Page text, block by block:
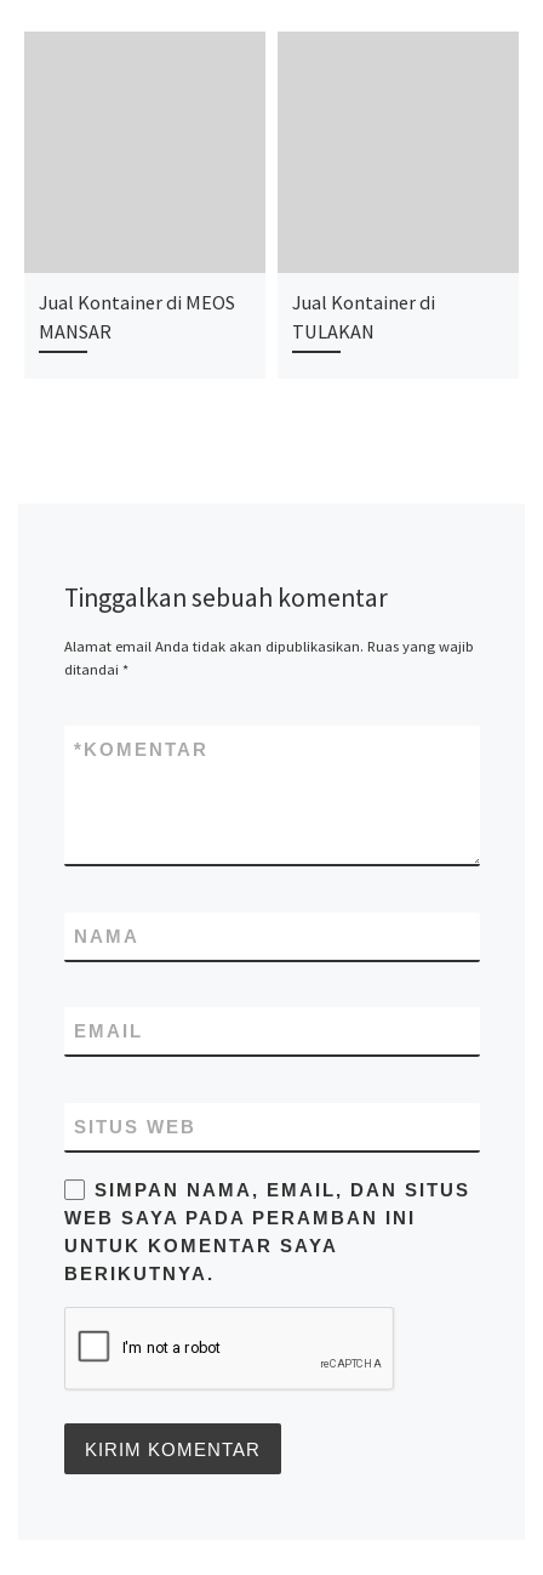
Jual Kontainer di MEOS
MANSAR
Jual Kontainer di
TULAKAN
Tinggalkan sebuah komentar
Alamat email Anda tidak akan dipublikasikan. Ruas yang wajib
ditandai *
KOMENTAR
*
NAMA
EMAIL
SITUS WEB
SIMPAN NAMA, EMAIL, DAN SITUS
WEB SAYA PADA PERAMBAN INI
UNTUK KOMENTAR SAYA
BERIKUTNYA.